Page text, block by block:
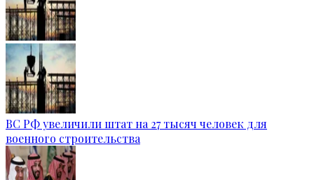
ВС РФ увеличили штат на 27 тысяч человек для
военного строительства